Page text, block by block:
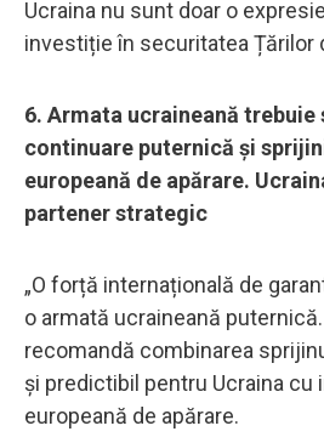
Ucraina nu sunt doar o
investiție în securitatea Țărilor
6. Armata ucraineană trebuie
continuare puternică și
europeană de apărare.
partener strategic
„O forță internațională de
o armată ucraineană puternică.
recomandă combinarea
și predictibil pentru Ucraina cu
europeană de apărare.